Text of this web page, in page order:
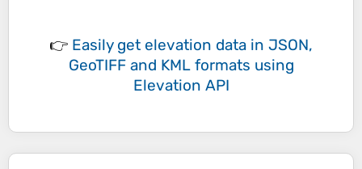
👉 Easily get elevation data in JSON,
GeoTIFF and KML formats using
Elevation API